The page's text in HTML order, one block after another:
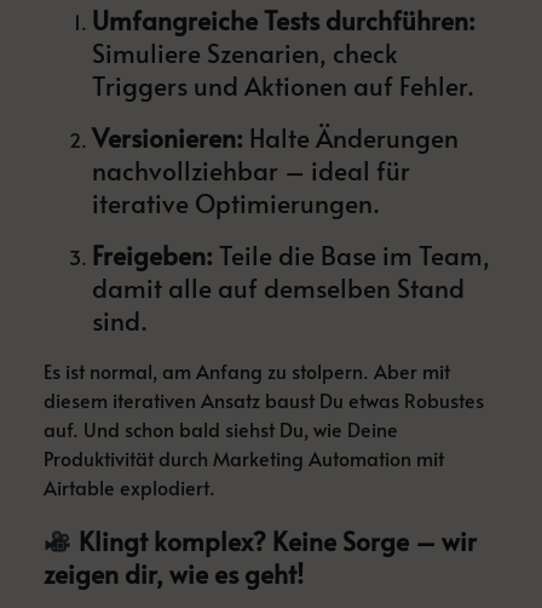
Umfangreiche Tests durchführen:
Simuliere Szenarien, check
Triggers und Aktionen auf Fehler.
Versionieren: Halte Änderungen
nachvollziehbar – ideal für
iterative Optimierungen.
Freigeben: Teile die Base im Team,
damit alle auf demselben Stand
sind.
Es ist normal, am Anfang zu stolpern. Aber mit
diesem iterativen Ansatz baust Du etwas Robustes
auf. Und schon bald siehst Du, wie Deine
Produktivität durch Marketing Automation mit
Airtable explodiert.
Klingt komplex? Keine Sorge – wir
zeigen dir, wie es geht!